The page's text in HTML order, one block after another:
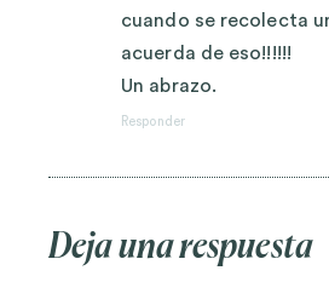
cuando se recolecta
acuerda de eso!!!!!!
Un abrazo.
Responder
Deja una respuesta